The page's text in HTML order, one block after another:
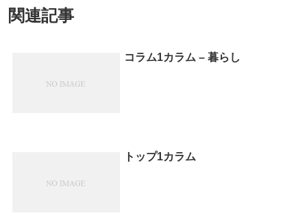
関連記事
コラム1カラム – 暮らし
トップ1カラム